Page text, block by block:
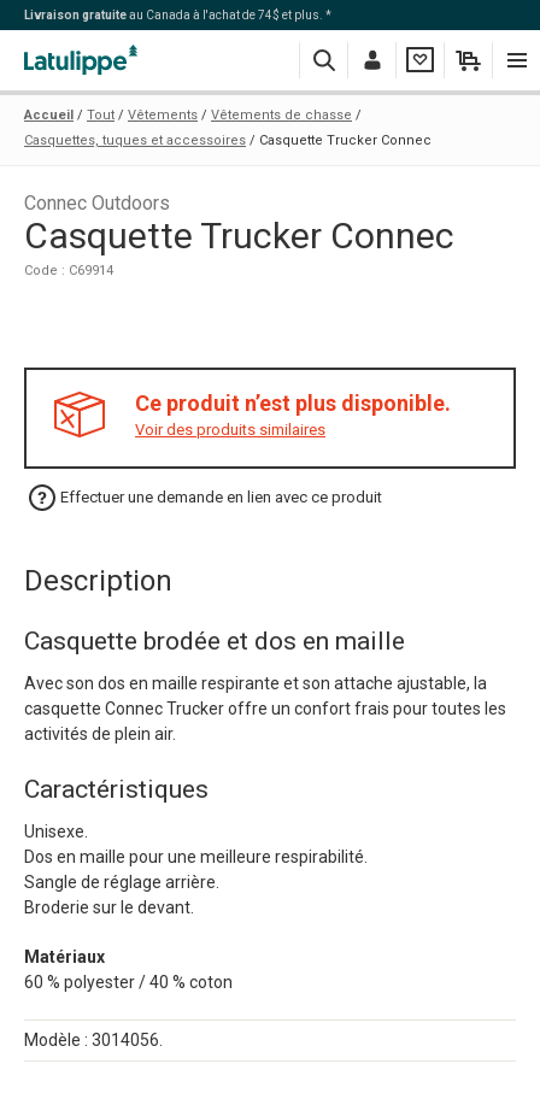
Livraison gratuiteau Canada à l'achat de 74$ et plus. *
Recherche
Me
connecter
Ma
liste
Mon
Accueil Tout Vêtements
Vêtements de chasse
Casquettes, tuques et accessoires
Casquette Trucker Connec
Connec Outdoors
Casquette Trucker Connec
Code : C69914
Ce produit n’est plus disponible.
Voir des produits similaires
Effectuer une demande en lien avec ce produit
Description
Casquette brodée et dos en maille
Avec son dos en maille respirante et son attache ajustable, la
casquette Connec Trucker offre un confort frais pour toutes les
activités de plein air.
Caractéristiques
Unisexe.
Dos en maille pour une meilleure respirabilité.
Sangle de réglage arrière.
Broderie sur le devant.
Matériaux
60 % polyester / 40 % coton
Modèle : 3014056.